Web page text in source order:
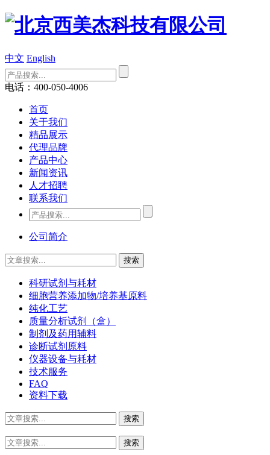
中文 English
电话：400-050-4006
首页
关于我们
精品展示
代理品牌
产品中心
新闻资讯
人才招聘
联系我们
公司简介
科研试剂与耗材
细胞营养添加物/培养基原料
纯化工艺
质量分析试剂（盒）
制剂及药用辅料
诊断试剂原料
仪器设备与耗材
技术服务
FAQ
资料下载